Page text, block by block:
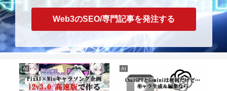
Web3のSEO/専門記事を発注する
AI AI